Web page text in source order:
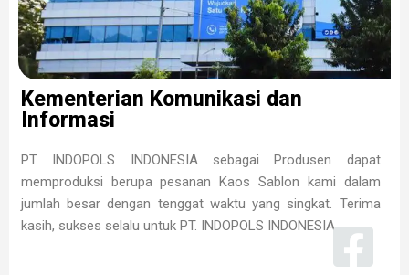
Kementerian Komunikasi dan
Informasi
PT INDOPOLS INDONESIA sebagai Produsen dapat
memproduksi berupa pesanan Kaos Sablon kami dalam
jumlah besar dengan tenggat waktu yang singkat. Terima
kasih, sukses selalu untuk PT. INDOPOLS INDONESIA